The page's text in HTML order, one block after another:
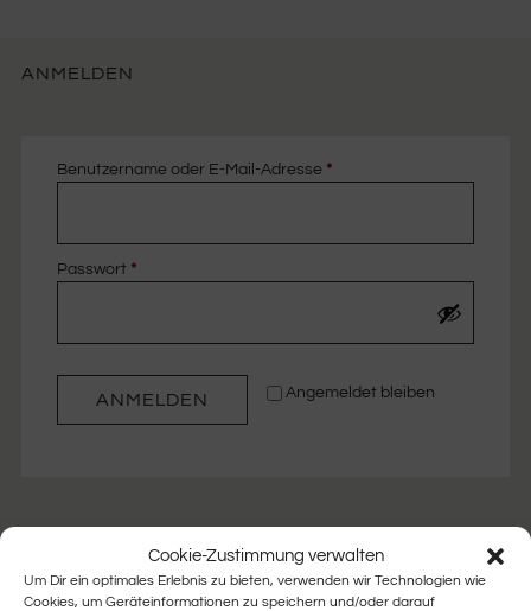
Cookie-Zustimmung verwalten
Um Dir ein optimales Erlebnis zu bieten, verwenden wir Technologien wie
Cookies, um Geräteinformationen zu speichern und/oder darauf
ANMELDEN
Benutzername oder E-Mail-Adresse *
Passwort *
Angemeldet bleiben
ANMELDEN